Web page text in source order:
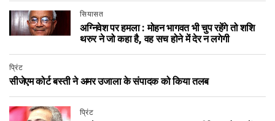
सियासत
अग्निवेश पर हमला : मोहन भागवत भी चुप रहेंगे तो शशि
थरुर ने जो कहा है, वह सच होने में देर न लगेगी
प्रिंट
सीजेएम कोर्ट बस्ती ने अमर उजाला के संपादक को किया तलब
प्रिंट